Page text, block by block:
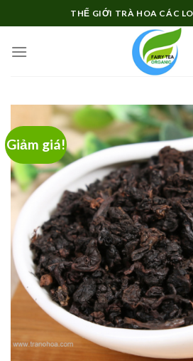
to
content
THẾ GIỚI TRÀ HOA CÁC
Giảm giá!